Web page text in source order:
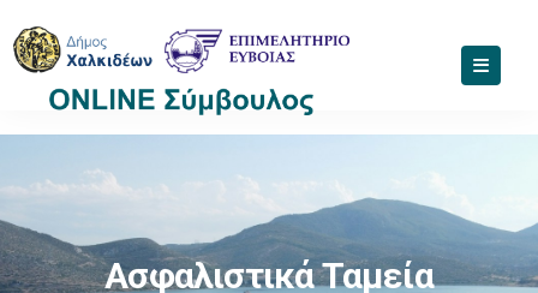
Ασφαλιστικά Ταμεία